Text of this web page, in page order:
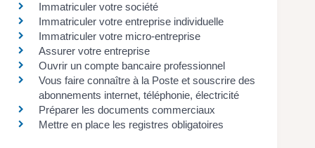
Immatriculer votre société
Immatriculer votre entreprise individuelle
Immatriculer votre micro-entreprise
Assurer votre entreprise
Ouvrir un compte bancaire professionnel
Vous faire connaître à la Poste et souscrire des
abonnements internet, téléphonie, électricité
Préparer les documents commerciaux
Mettre en place les registres obligatoires